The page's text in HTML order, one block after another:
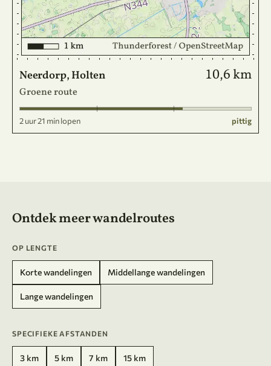
Neerdorp, Holten 10,6 km
Groene route
2 uur 21 min lopen pittig
Ontdek meer wandelroutes
OP LENGTE
Korte wandelingen Middellange wandelingen
Lange wandelingen
SPECIFIEKE AFSTANDEN
3 km 5 km 7 km 15 km